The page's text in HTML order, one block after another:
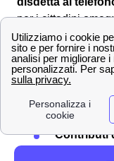
per i cittadini
per la disdetta TIM
al provider
ladisdetta TIM
Omegna i seguenti
Contributi
Contributi